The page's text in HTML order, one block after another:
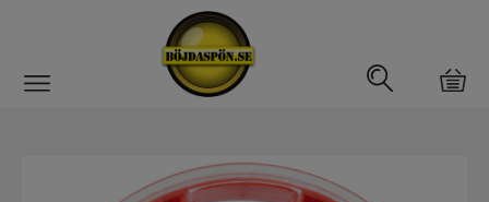
Abborrfemman